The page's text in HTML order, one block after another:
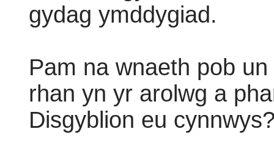
gydag ymddygiad.
Pam na wnaeth pob
rhan yn yr arolwg a
Disgyblion eu